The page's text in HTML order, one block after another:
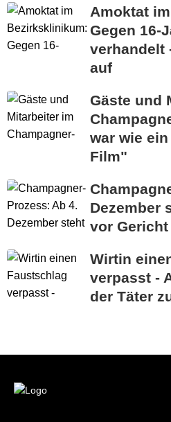
Amoktat
Gegen 16-
verhandelt
auf
Gäste und
war wie
Film"
Dezember
vor Gericht
Wirtin
verpasst -
der Täter